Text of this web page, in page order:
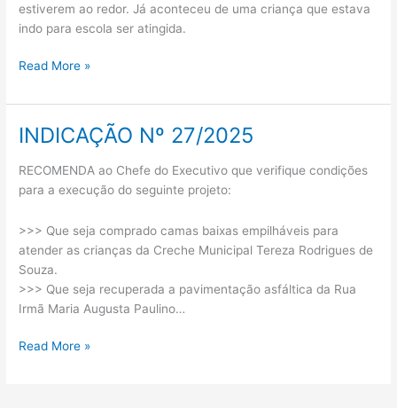
estiverem ao redor. Já aconteceu de uma criança que estava
indo para escola ser atingida.
Read More »
INDICAÇÃO Nº 27/2025
RECOMENDA ao Chefe do Executivo que verifique condições
para a execução do seguinte projeto:
>>> Que seja comprado camas baixas empilháveis para
atender as crianças da Creche Municipal Tereza Rodrigues de
Souza.
>>> Que seja recuperada a pavimentação asfáltica da Rua
Irmã Maria Augusta Paulino…
INDICAÇÃO
27/2025
Read More »